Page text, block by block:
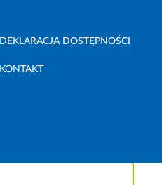
DEKLARACJA DOSTĘPNOŚCI
KONTAKT